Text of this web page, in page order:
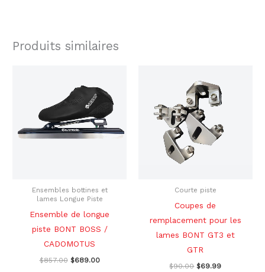
Produits similaires
Ensembles bottines et
lames Longue Piste
Ensemble de longue
piste BONT BOSS /
CADOMOTUS
$857.00
initial
était :
$857.00.
$689.00
actuel
est :
$689.00.
variations.
Courte piste
Coupes de
remplacement pour les
lames BONT GT3 et
GTR
$90.00
prix
initial
était :
$90.00.
$69.99
est :
$69.99.